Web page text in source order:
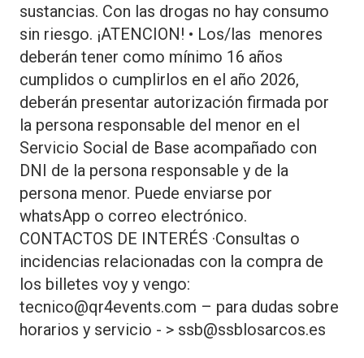
sustancias. Con las drogas no hay consumo
sin riesgo. ¡ATENCION! • Los/las menores
deberán tener como mínimo 16 años
cumplidos o cumplirlos en el año 2026,
deberán presentar autorización firmada por
la persona responsable del menor en el
Servicio Social de Base acompañado con
DNI de la persona responsable y de la
persona menor. Puede enviarse por
whatsApp o correo electrónico.
CONTACTOS DE INTERÉS ·Consultas o
incidencias relacionadas con la compra de
los billetes voy y vengo:
tecnico@qr4events.com – para dudas sobre
horarios y servicio - > ssb@ssblosarcos.es